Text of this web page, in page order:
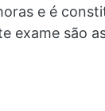
e é
exame são